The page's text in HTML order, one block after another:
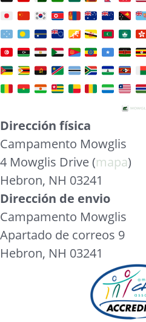
Dirección física
Campamento Mowglis
4 Mowglis Drive (mapa)
Hebron, NH 03241
Dirección de envio
Campamento Mowglis
Apartado de correos 9
Hebron, NH 03241